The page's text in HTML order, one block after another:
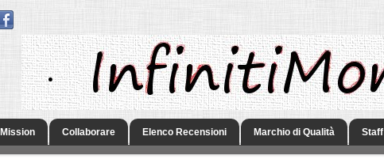
.
Mission Collaborare Elenco Recensioni Marchio di Qualità Staff